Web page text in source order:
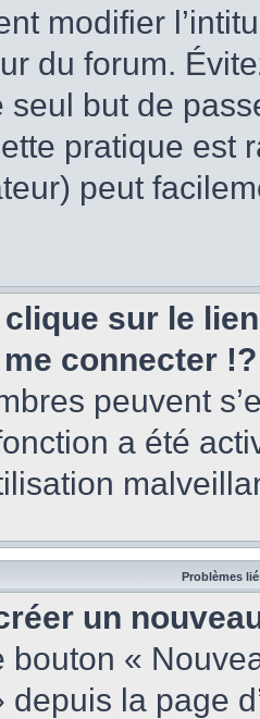
modifier
du forum.
seul but de
pratique est
peut
clique sur le
connecter !?
peuvent
a été
Problèmes
un
bouton «
depuis la page